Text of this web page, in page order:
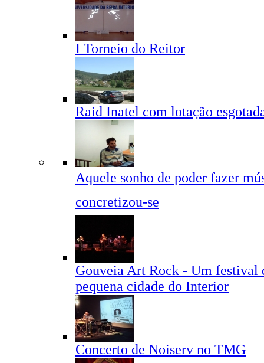
I Torneio do Reitor
Raid Inatel com lotação
Aquele sonho de poder fazer
concretizou-se
Gouveia Art Rock - Um festival
pequena cidade do Interior
Concerto de Noiserv no TMG